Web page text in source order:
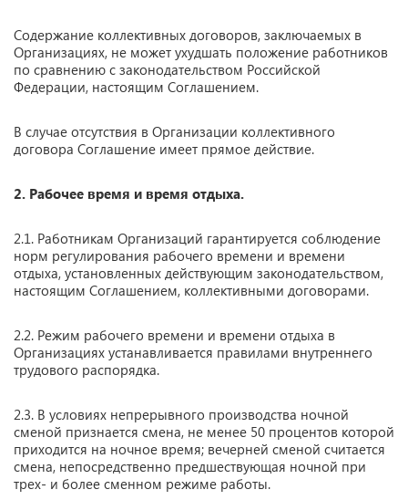
Содержание коллективных договоров, заключаемых в
Организациях, не может ухудшать положение работников
по сравнению с законодательством Российской
Федерации, настоящим Соглашением.
В случае отсутствия в Организации коллективного
договора Соглашение имеет прямое действие.
2. Рабочее время и время отдыха.
2.1. Работникам Организаций гарантируется соблюдение
норм регулирования рабочего времени и времени
отдыха, установленных действующим законодательством,
настоящим Соглашением, коллективными договорами.
2.2. Режим рабочего времени и времени отдыха в
Организациях устанавливается правилами внутреннего
трудового распорядка.
2.3. В условиях непрерывного производства ночной
сменой признается смена, не менее 50 процентов которой
приходится на ночное время; вечерней сменой считается
смена, непосредственно предшествующая ночной при
трех- и более сменном режиме работы.